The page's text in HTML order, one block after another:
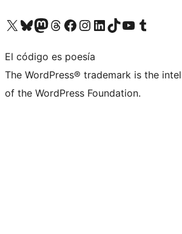
Visita nuestra cuenta de X (anteriormente Twitter)
Visita nuestra cuenta de Bluesky
Visita nuestra cuenta de Mastodon
Visita nuestra cuenta de Threads
Visita nuestra página de Facebook
Visita nuestra cuenta de Instagram
Visita nuestra cuenta de LinkedIn
Visita nuestra cuenta de TikTok
Visita nuestro canal de YouTube
Visita nuestra cuenta de Tumblr
El código es poesía
The WordPress® trademark is the
of the WordPress Foundation.